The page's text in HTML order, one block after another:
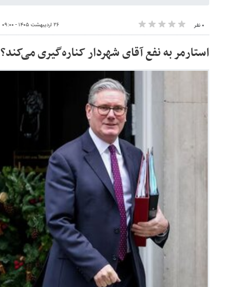
۰ نفر ۲۶ اردیبهشت ۱۴۰۵ - ۰۹:۰۰
استارمر به نفع آقای شهردار کناره‌گیری می‌کند؟